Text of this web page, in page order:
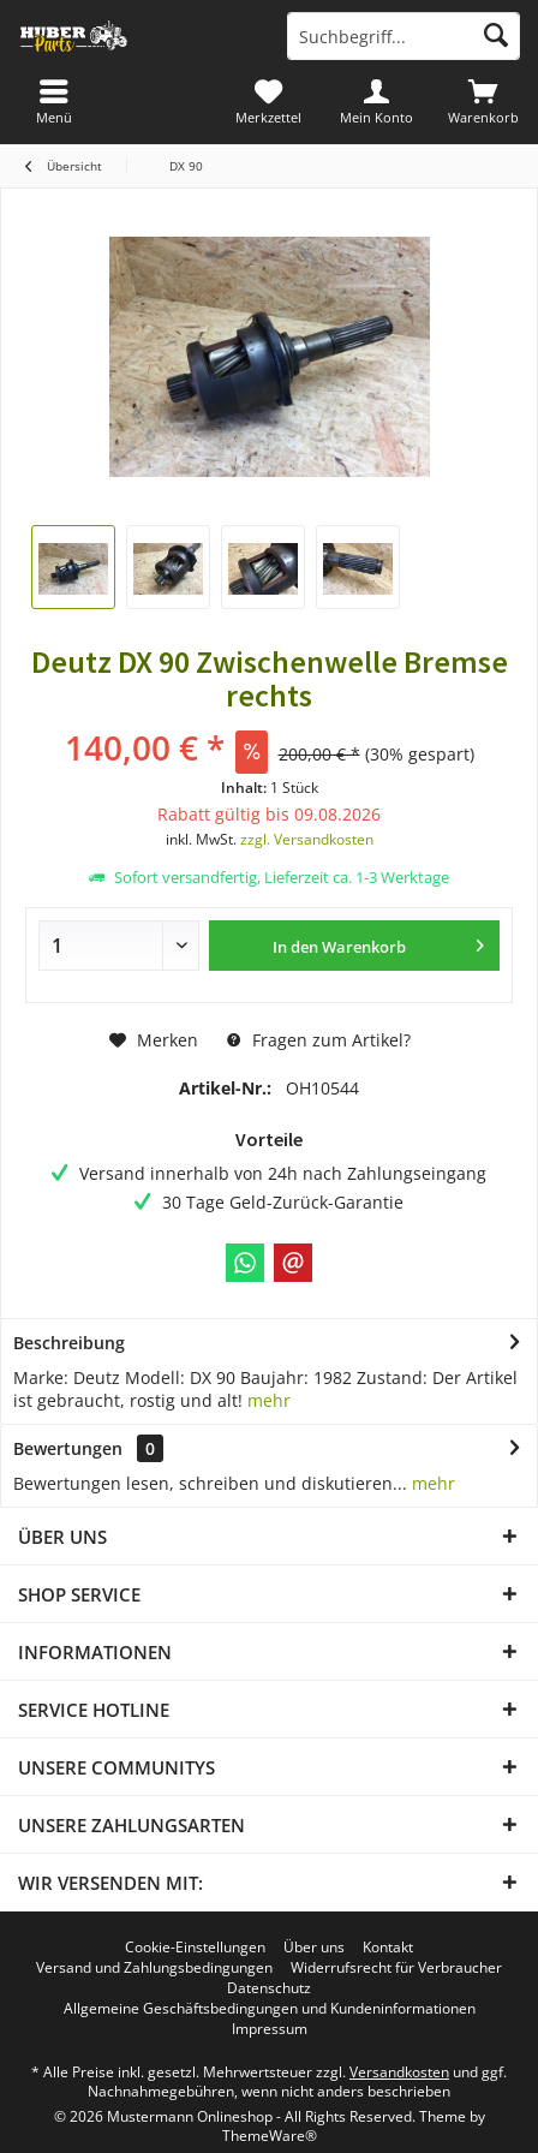
Warenkorb
Merkzettel Mein Konto
Menü
Übersicht DX 90
Deutz DX 90 Zwischenwelle Bremse
rechts
140,00 € * 200,00 € * (30% gespart)
Inhalt: 1 Stück
Rabatt gültig bis 09.08.2026
inkl. MwSt.zzgl. Versandkosten
Sofort versandfertig, Lieferzeit ca. 1-3 Werktage
In denWarenkorb
Merken Fragen zum Artikel?
Artikel-Nr.: OH10544
Vorteile
Versand innerhalb von 24h nach Zahlungseingang
30 Tage Geld-Zurück-Garantie
Beschreibung
Marke: Deutz Modell: DX 90 Baujahr: 1982 Zustand: Der Artikel
ist gebraucht, rostig und alt! mehr
Bewertungen
0
Bewertungen lesen, schreiben und diskutieren... mehr
ÜBER UNS
SHOP SERVICE
INFORMATIONEN
SERVICE HOTLINE
UNSERE COMMUNITYS
UNSERE ZAHLUNGSARTEN
WIR VERSENDEN MIT:
Cookie-Einstellungen Über uns
Kontakt
Versand und Zahlungsbedingungen
Widerrufsrecht für Verbraucher
Datenschutz
Allgemeine Geschäftsbedingungen und Kundeninformationen
Impressum
* Alle Preise inkl. gesetzl. Mehrwertsteuer zzgl.Versandkosten und ggf.
Nachnahmegebühren, wenn nicht anders beschrieben
© 2026 Mustermann Onlineshop - All Rights Reserved. Theme by
ThemeWare®